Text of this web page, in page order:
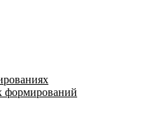
формирований